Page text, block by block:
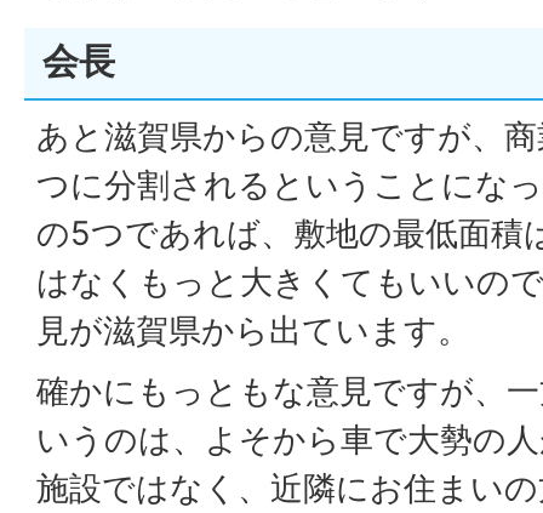
会長
あと滋賀県からの意見ですが、
つに分割されるということにな
の5つであれば、敷地の最低面積
はなくもっと大きくてもいいの
見が滋賀県から出ています。
確かにもっともな意見ですが、
いうのは、よそから車で大勢の
施設ではなく、近隣にお住まい